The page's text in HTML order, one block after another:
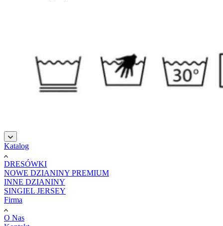
şans
casino
|
vidobet
|
vidobet
|
vidobet
güncel
giriş
|
vidobet
giriş
|
casinolevant
|
casinolevant
|
casinolevant
|
vidobet
giriş
|
şans
casino
|
casinolevant
giriş
|
casino
şans
|
şans
casino
giriş
|
casino
levant
|
casino
şans
|
casino
şans
|
boostaro
|
casinolevant
giriş
|
şans
casino
giriş
|
casinolevant
giriş
|
şanscasino
|
vidobet
|
vidobet
giriş
|
levant
casino
|
gorabet
|
galyabet
|
gorabet
|
gorabet
|
gorabet
|
vidobet
giriş
|
galyabet
|
gorabet
|
gorabet
Katalog
DRESÓWKI
NOWE DZIANINY PREMIUM
INNE DZIANINY
SINGIEL JERSEY
Firma
O Nas